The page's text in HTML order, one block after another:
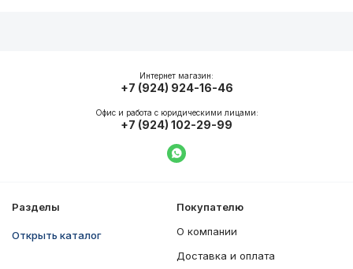
Разделы
Открыть каталог
Покупателю
О компании
Доставка и оплата
Интернет магазин:
+7 (924) 924-16-46
Офис и работа с юридическими лицами:
+7 (924) 102-29-99
Написать в WhatsApp